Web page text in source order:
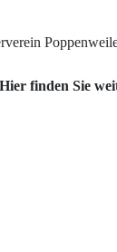
finden Sie